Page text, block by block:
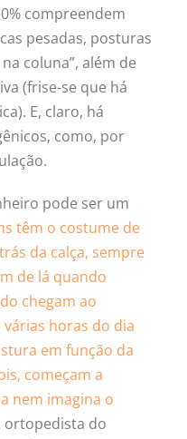
compreendem
pesadas, posturas
coluna”, além de
(frise-se que há
E, claro, há
como, por
pode ser um
têm o costume de
da calça, sempre
de lá quando
chegam ao
horas do dia
em função da
começam a
nem imagina o
ortopedista do